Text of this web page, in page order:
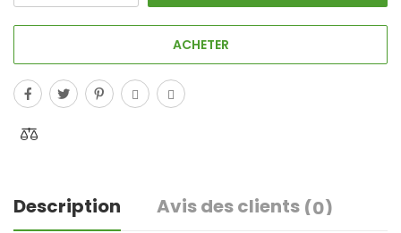
ACHETER
Description Avis des clients (0)